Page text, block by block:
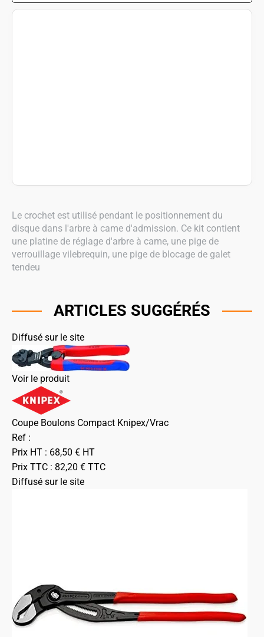
Le crochet est utilisé pendant le positionnement du
disque dans l'arbre à came d'admission. Ce kit contient
une platine de réglage d'arbre à came, une pige de
verrouillage vilebrequin, une pige de blocage de galet
tendeu
ARTICLES SUGGÉRÉS
Diffusé sur le site
Voir le produit
Coupe Boulons Compact Knipex/Vrac
Ref :
Prix HT : 68,50 € HT
Prix TTC : 82,20 € TTC
Diffusé sur le site